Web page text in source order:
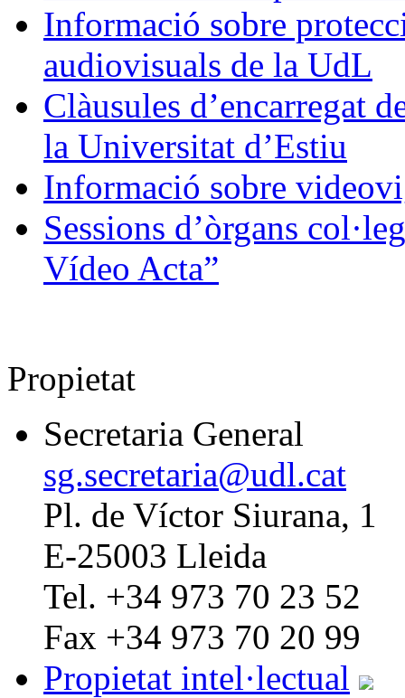
Informació sobre
audiovisuals de la UdL
Clàusules d’encarregat
la Universitat d’Estiu
Informació sobre
Sessions d’òrgans
Vídeo Acta”
Propietat
Secretaria General
sg.secretaria@udl.cat
Pl. de Víctor Siurana, 1
E-25003 Lleida
Tel. +34 973 70 23 52
Fax +34 973 70 20 99
Propietat intel·lectual